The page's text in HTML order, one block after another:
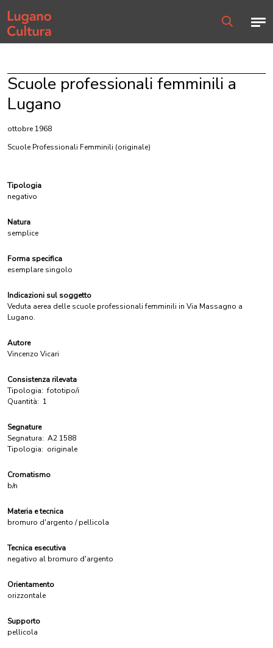
Home page
Scuole professionali femminili a
Lugano
ottobre 1968
Scuole Professionali Femminili (originale)
Tipologia
negativo
Natura
semplice
Forma specifica
esemplare singolo
Indicazioni sul soggetto
Veduta aerea delle scuole professionali femminili in Via Massagno a
Lugano.
Autore
Vincenzo Vicari
Consistenza rilevata
Tipologia: fototipo/i
Quantità: 1
Segnature
Segnatura: A2 1588
Tipologia: originale
Cromatismo
b/n
Materia e tecnica
bromuro d'argento / pellicola
Tecnica esecutiva
negativo al bromuro d'argento
Orientamento
orizzontale
Supporto
pellicola